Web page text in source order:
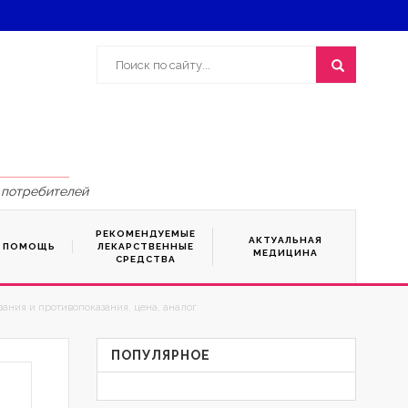
ПОМОЩЬ
РЕКОМЕНДУЕМЫЕ
ЛЕКАРСТВЕННЫЕ
СРЕДСТВА
АКТУАЛЬНАЯ
МЕДИЦИНА
и противопоказания, цена, аналог
ПОПУЛЯРНОЕ